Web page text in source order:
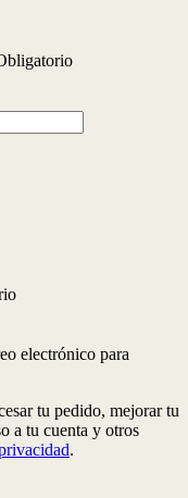
electrónico para
tu pedido, mejorar tu
a tu cuenta y otros
.